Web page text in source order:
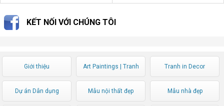
KẾT NỐI VỚI CHÚNG TÔI
Giới thiệu Art Paintings | Tranh
Nghệ thuật
Tranh in Decor
Dự án Dân dụng Mẫu nội thất đẹp Mẫu nhà đẹp